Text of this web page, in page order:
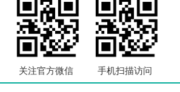
关注官方微信 手机扫描访问